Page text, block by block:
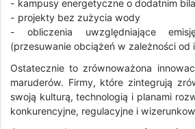
- kampusy energetyczne o dodatnim
- projekty bez zużycia wody
- obliczenia uwzględniające
(przesuwanie obciążeń w zależności od
Ostatecznie to zrównoważona
maruderów. Firmy, które zintegrują
swoją kulturą, technologią i planami
konkurencyjne, regulacyjne i